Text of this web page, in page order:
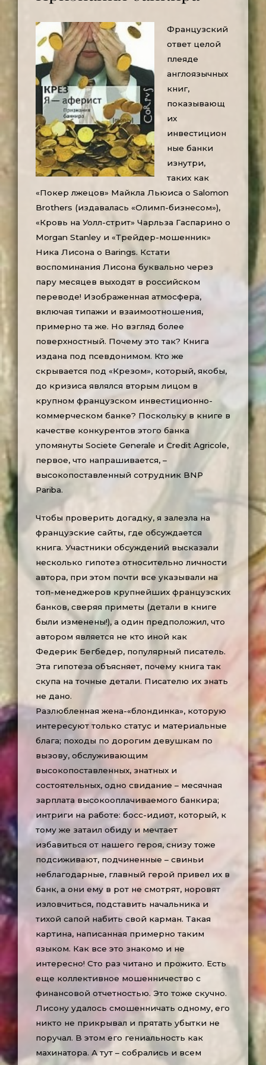
Французский
ответ целой
плеяде
англоязычных
книг,
показывающ
их
инвестицион
ные банки
изнутри,
таких как
«Покер лжецов» Майкла Льюиса о Salomon
Brothers (издавалась «Олимп-бизнесом»),
«Кровь на Уолл-стрит» Чарльза Гаспарино o
Morgan Stanley и «Трейдер-мошенник»
Ника Лисона о Barings. Кстати
воспоминания Лисона буквально через
пару месяцев выходят в российском
переводе! Изображенная атмосфера,
включая типажи и взаимоотношения,
примерно та же. Но взгляд более
поверхностный. Почему это так? Книга
издана под псевдонимом. Кто же
скрывается под «Крезом», который, якобы,
до кризиса являлся вторым лицом в
крупном французском инвестиционно-
коммерческом банке? Поскольку в книге в
качестве конкурентов этого банка
упомянуты Societe Generale и Credit Agricole,
первое, что напрашивается, –
высокопоставленный сотрудник BNP
Pariba.
Чтобы проверить догадку, я залезла на
французские сайты, где обсуждается
книга. Участники обсуждений высказали
несколько гипотез относительно личности
автора, при этом почти все указывали на
топ-менеджеров крупнейших французских
банков, сверяя приметы (детали в книге
были изменены!), а один предположил, что
автором является не кто иной как
Федерик Бегбедер, популярный писатель.
Эта гипотеза объясняет, почему книга так
скупа на точные детали. Писателю их знать
не дано.
Разлюбленная жена-«блондинка», которую
интересуют только статус и материальные
блага; походы по дорогим девушкам по
вызову, обслуживающим
высокопоставленных, знатных и
состоятельных, одно свидание – месячная
зарплата высокооплачиваемого банкира;
интриги на работе: босс-идиот, который, к
тому же затаил обиду и мечтает
избавиться от нашего героя, снизу тоже
подсиживают, подчиненные – свиньи
неблагодарные, главный герой привел их в
банк, а они ему в рот не смотрят, норовят
изловчиться, подставить начальника и
тихой сапой набить свой карман. Такая
картина, написанная примерно таким
языком. Как все это знакомо и не
интересно! Сто раз читано и прожито. Есть
еще коллективное мошенничество с
финансовой отчетностью. Это тоже скучно.
Лисону удалось смошенничать одному, его
никто не прикрывал и прятать убытки не
поручал. В этом его гениальность как
махинатора. А тут – собрались и всем